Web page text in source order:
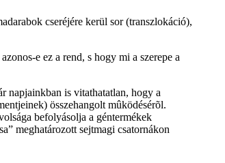
cseréjére kerül sor (transzlokáció),
e ez a rend, s hogy mi a szerepe a
napjainkban is vitathatatlan, hogy a
összehangolt mûködésérõl.
befolyásolja a géntermékek
meghatározott sejtmagi csatornákon